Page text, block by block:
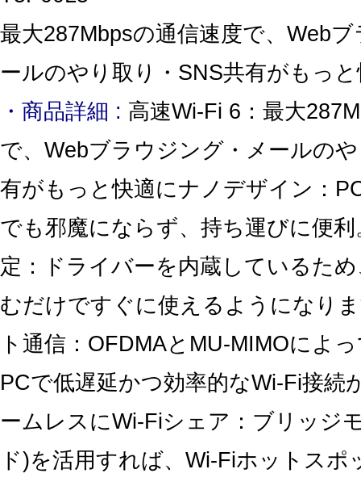
最大287Mbpsの通信速度で、Web
ールのやり取り・SNS共有がもっ
・商品詳細 : 高速Wi-Fi 6：最大
で、Webブラウジング・メールの
有がもっと快適にナノデザイン：
でも邪魔にならず、持ち運びに便
定：ドライバーを内蔵しているた
むだけですぐに使えるようになり
ト通信：OFDMAとMU-MIMOによ
PCで低遅延かつ効率的なWi-Fi接続
ームレスにWi-Fiシェア：ブリッジ
ド)を活用すれば、Wi-Fiホットスポ